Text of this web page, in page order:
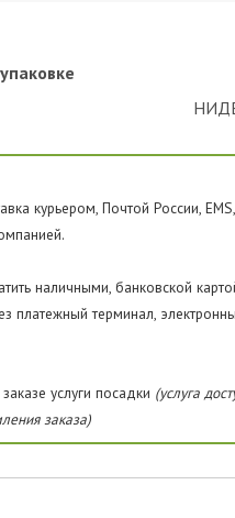
курьером, Почтой России, EMS,
наличными, банковской
платежный терминал,
услуги посадки (услуга
заказа)